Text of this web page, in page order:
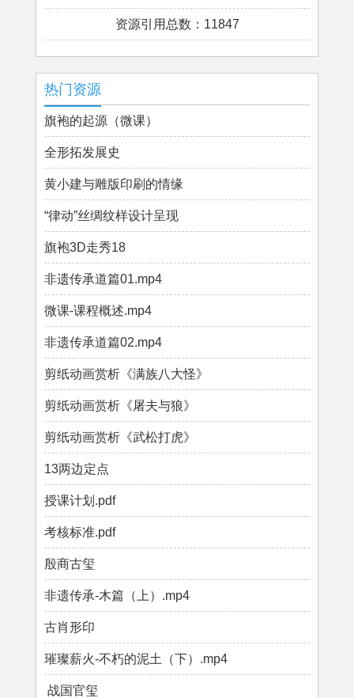
资源引用总数：11847
热门资源
旗袍的起源（微课）
全形拓发展史
黄小建与雕版印刷的情缘
“律动”丝绸纹样设计呈现
旗袍3D走秀18
非遗传承道篇01.mp4
微课-课程概述.mp4
非遗传承道篇02.mp4
剪纸动画赏析《满族八大怪》
剪纸动画赏析《屠夫与狼》
剪纸动画赏析《武松打虎》
13两边定点
授课计划.pdf
考核标准.pdf
殷商古玺
非遗传承-木篇（上）.mp4
古肖形印
璀璨薪火-不朽的泥土（下）.mp4
战国官玺